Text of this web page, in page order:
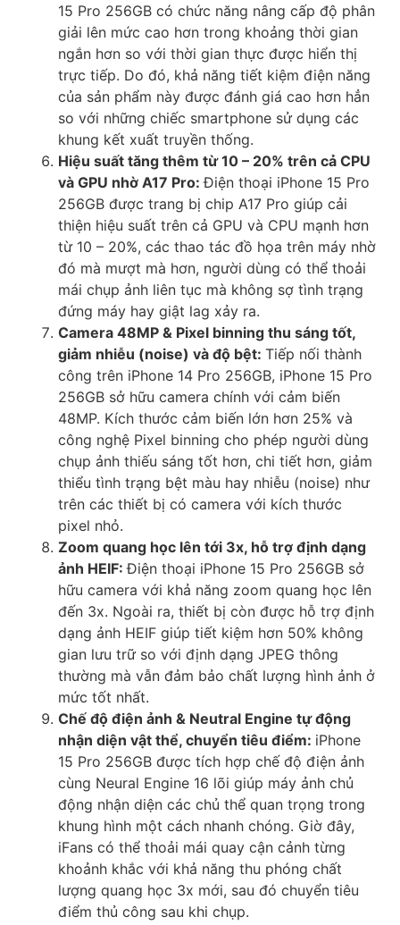
15 Pro 256GB có chức năng nâng cấp độ phân
giải lên mức cao hơn trong khoảng thời gian
ngắn hơn so với thời gian thực được hiển thị
trực tiếp. Do đó, khả năng tiết kiệm điện năng
của sản phẩm này được đánh giá cao hơn hẳn
so với những chiếc smartphone sử dụng các
khung kết xuất truyền thống.
Hiệu suất tăng thêm từ 10 – 20% trên cả CPU
và GPU nhờ A17 Pro:Điện thoại iPhone 15 Pro
256GB được trang bị chip A17 Pro giúp cải
thiện hiệu suất trên cả GPU và CPU mạnh hơn
từ 10 – 20%, các thao tác đồ họa trên máy nhờ
đó mà mượt mà hơn, người dùng có thể thoải
mái chụp ảnh liên tục mà không sợ tình trạng
đứng máy hay giật lag xảy ra.
Camera 48MP & Pixel binning thu sáng tốt,
giảm nhiễu (noise) và độ bệt: Tiếp nối thành
công trên iPhone 14 Pro 256GB, iPhone 15 Pro
256GB sở hữu camera chính với cảm biến
48MP. Kích thước cảm biến lớn hơn 25% và
công nghệ Pixel binning cho phép người dùng
chụp ảnh thiếu sáng tốt hơn, chi tiết hơn, giảm
thiểu tình trạng bệt màu hay nhiễu (noise) như
trên các thiết bị có camera với kích thước
pixel nhỏ.
Zoom quang học lên tới 3x, hỗ trợ định dạng
ảnh HEIF:Điện thoại iPhone 15 Pro 256GB sở
hữu camera với khả năng zoom quang học lên
đến 3x. Ngoài ra, thiết bị còn được hỗ trợ định
dạng ảnh HEIF giúp tiết kiệm hơn 50% không
gian lưu trữ so với định dạng JPEG thông
thường mà vẫn đảm bảo chất lượng hình ảnh ở
mức tốt nhất.
Chế độ điện ảnh & Neutral Engine tự động
nhận diện vật thể, chuyển tiêu điểm: iPhone
15 Pro 256GB được tích hợp chế độ điện ảnh
cùng Neural Engine 16 lõi giúp máy ảnh chủ
động nhận diện các chủ thể quan trọng trong
khung hình một cách nhanh chóng. Giờ đây,
iFans có thể thoải mái quay cận cảnh từng
khoảnh khắc với khả năng thu phóng chất
lượng quang học 3x mới, sau đó chuyển tiêu
điểm thủ công sau khi chụp.